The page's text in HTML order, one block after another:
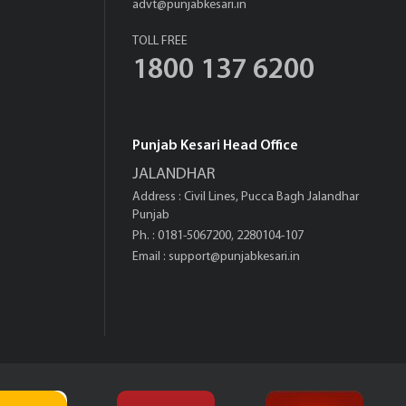
advt@punjabkesari.in
TOLL FREE
1800 137 6200
Punjab Kesari Head Office
JALANDHAR
Address : Civil Lines, Pucca Bagh Jalandhar
Punjab
Ph. : 0181-5067200, 2280104-107
Email : support@punjabkesari.in